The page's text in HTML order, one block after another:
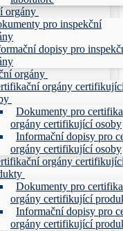
orgány
pro inspekční
dopisy pro
orgány
orgány
Dokumenty pro
orgány certifikující osoby
Informační dopisy pro
orgány certifikující osoby
orgány
Dokumenty pro
orgány certifikující
Informační dopisy pro
orgány certifikující